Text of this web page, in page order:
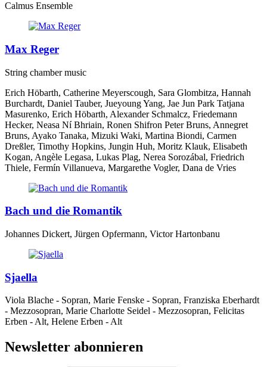
Calmus Ensemble
Max Reger
String chamber music
Erich Höbarth, Catherine Meyerscough, Sara Glombitza, Hannah
Burchardt, Daniel Tauber, Jueyoung Yang, Jae Jun Park Tatjana
Masurenko, Erich Höbarth, Alexander Schmalcz, Friedemann
Hecker, Neasa Ní Bhriain, Ronen Shifron Peter Bruns, Annegret
Bruns, Ayako Tanaka, Mizuki Waki, Martina Biondi, Carmen
Dreßler, Timothy Hopkins, Jungin Huh, Moritz Klauk, Elisabeth
Kogan, Angèle Legasa, Lukas Plag, Nerea Sorozábal, Friedrich
Thiele, Fermín Villanueva, Margarethe Vogler, Dana de Vries
Bach und die Romantik
Johannes Dickert, Jürgen Opfermann, Victor Hartonbanu
Sjaella
Viola Blache - Sopran, Marie Fenske - Sopran, Franziska Eberhardt
- Mezzosopran, Marie Charlotte Seidel - Mezzosopran, Felicitas
Erben - Alt, Helene Erben - Alt
Newsletter abonnieren